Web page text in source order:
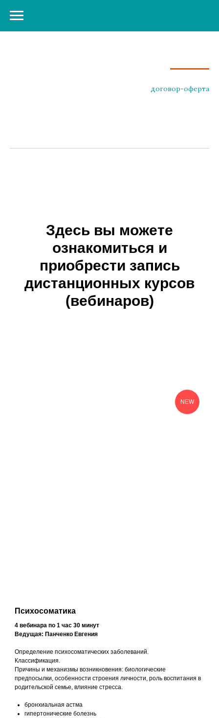
договор-оферта
Здесь вы можете
ознакомиться и
приобрести запись
дистанционных курсов
(вебинаров)
NEW
Психосоматика
4 вебинара по 1 час 30 минут
Ведущая: Панченко Евгения
Определение психосоматических заболеваний.
Классификация.
Причины и механизмы возникновения: биологические
предпосылки, особенности строения личности, роль воспитания в
родительской семье, влияние стресса.
бронхиальная астма
гипертонические болезнь